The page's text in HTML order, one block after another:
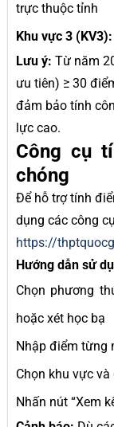
trực thuộc tỉnh
Khu vực 3 (KV3):
Lưu ý: Từ năm
ưu tiên) ≥ 30
đảm bảo tính
lực cao.
Công cụ
chóng
Để hỗ trợ tính
dụng các công
https://
Hướng dẫn sử
Chọn phương
hoặc xét học bạ
Nhập điểm từng
Chọn khu vực
Nhấn nút “Xem